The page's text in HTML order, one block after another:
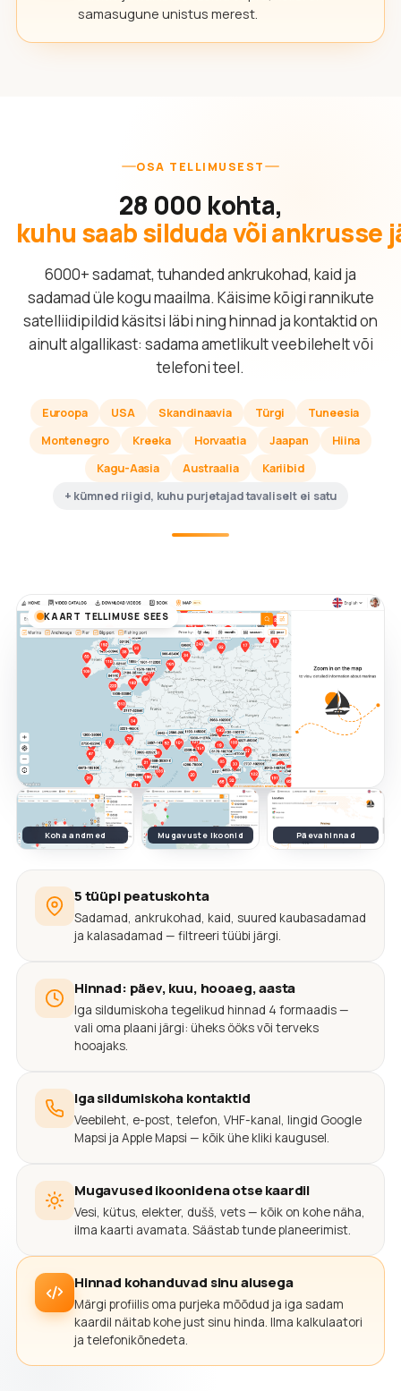
samasugune unistus merest.
OSA TELLIMUSEST
28 000 kohta,
kuhu saab silduda või ankrusse
6000+ sadamat, tuhanded ankrukohad, kaid ja
sadamad üle kogu maailma. Käisime kõigi rannikute
satelliidipildid käsitsi läbi ning hinnad ja kontaktid on
ainult algallikast: sadama ametlikult veebilehelt või
telefoni teel.
Euroopa USA Skandinaavia Türgi
Tuneesia
Montenegro
Kreeka Horvaatia Jaapan
Hiina
Kagu-Aasia
Austraalia
Kariibid
+ kümned riigid, kuhu purjetajad tavaliselt ei satu
KAART TELLIMUSE SEES
Koha andmed Mugavuste ikoonid Päevahinnad
5 tüüpi peatuskohta
Sadamad, ankrukohad, kaid, suured kaubasadamad
ja kalasadamad — filtreeri tüübi järgi.
Hinnad: päev, kuu, hooaeg, aasta
Iga sildumiskoha tegelikud hinnad 4 formaadis —
vali oma plaani järgi: üheks ööks või terveks
hooajaks.
Iga sildumiskoha kontaktid
Veebileht, e-post, telefon, VHF-kanal, lingid Google
Mapsi ja Apple Mapsi — kõik ühe kliki kaugusel.
Mugavused ikoonidena otse kaardil
Vesi, kütus, elekter, dušš, vets — kõik on kohe näha,
ilma kaarti avamata. Säästab tunde planeerimist.
Hinnad kohanduvad sinu alusega
Märgi profiilis oma purjeka mõõdud ja iga sadam
kaardil näitab kohe just sinu hinda. Ilma kalkulaatori
ja telefonikõnedeta.